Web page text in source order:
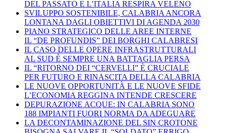
DEL PASSATO E L’ITALIA RESPIRA VELENO
SVILUPPO SOSTENIBILE, CALABRIA ANCORA
LONTANA DAGLI OBIETTIVI DI AGENDA 2030
PIANO STRATEGICO DELLE AREE INTERNE
IL “DE PROFUNDIS” DEI BORGHI CALABRESI
IL CASO DELLE OPERE INFRASTRUTTURALI
AL SUD È SEMPRE UNA BATTAGLIA PERSA
IL “RITORNO DEI “CERVELLI” È CRUCIALE
PER FUTURO E RINASCITA DELLA CALABRIA
LE NUOVE OPPORTUNITÀ E LE NUOVE SFIDE
L’ECONOMIA REGGINA INTENDE CRESCERE
DEPURAZIONE ACQUE: IN CALABRIA SONO
188 IMPIANTI FUORI NORMA DA ADEGUARE
LA DECONTAMINAZIONE DEL SIN CROTONE